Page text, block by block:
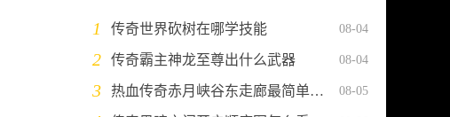
1 传奇世界砍树在哪学技能 08-04
2 传奇霸主神龙至尊出什么武器 08-04
3 热血传奇赤月峡谷东走廊最简单三个步骤 08-05